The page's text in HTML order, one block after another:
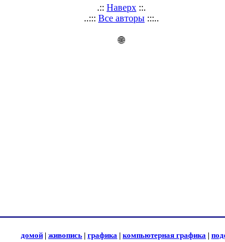
.:: Наверх ::.
..::: Все авторы :::..
🌐
домой | живопись | графика | компьютерная графика |